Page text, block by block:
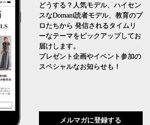
どうする？人気モデル、ハイセン
スなDomani読者モデル、教育のプ
ロたちから 発信されるタイムリ
ーなテーマをピックアップしてお
届けします。
プレゼント企画やイベント参加の
スペシャルなお知らせも！
メルマガに登録する